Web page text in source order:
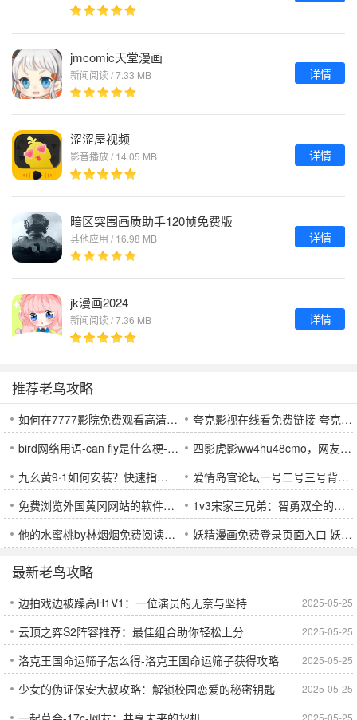
jmcomic天堂漫画
新闻阅读 / 7.33 MB 详情
涩涩屋视频
影音播放 / 14.05 MB 详情
暗区突围画质助手120帧免费版
其他应用 / 16.98 MB 详情
jk漫画2024
新闻阅读 / 7.36 MB 详情
推荐老鸟攻略
如何在7777影院免费观看高清电视剧-平台优势与使用技巧大揭秘
夸克影视在线看免费链接 夸克影视免费入口链接
bird网络用语-can fly是什么梗-bird can fly梗意思及出处分享
四影虎影ww4hu48cmo，网友：这是什么奇特的现象？
九幺黄9·1如何安装？快速指南带你轻松上手
爱情岛官论坛一号二号三号背后的真相揭露！隐藏剧情让你心跳爆表！
免费浏览外国黄冈网站的软件，网友：不再受限制，尽情畅游拾月攻略
1v3宋家三兄弟：智勇双全的对决背后
他的水蜜桃by林烟烟免费阅读：探索甜蜜与成长的故事
妖精漫画免费登录页面入口 妖精漫画官网登录入口
最新老鸟攻略
边拍戏边被躁高H1V1：一位演员的无奈与坚持 2025-05-25
云顶之弈S2阵容推荐：最佳组合助你轻松上分 2025-05-25
洛克王国命运筛子怎么得-洛克王国命运筛子获得攻略 2025-05-25
少女的伪证保安大叔攻略：解锁校园恋爱的秘密钥匙 2025-05-25
2025-05-25